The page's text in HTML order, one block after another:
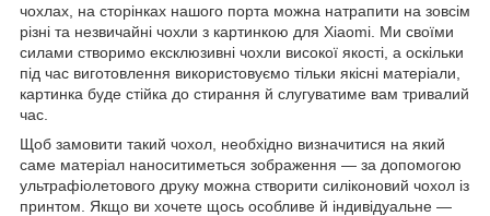
чохлах, на сторінках нашого порта можна натрапити на зовсім
різні та незвичайні чохли з картинкою для Xiaomi. Ми своїми
силами створимо ексклюзивні чохли високої якості, а оскільки
під час виготовлення використовуємо тільки якісні матеріали,
картинка буде стійка до стирання й слугуватиме вам тривалий
час.
Щоб замовити такий чохол, необхідно визначитися на який
саме матеріал наноситиметься зображення — за допомогою
ультрафіолетового друку можна створити силіконовий чохол із
принтом. Якщо ви хочете щось особливе й індивідуальне —